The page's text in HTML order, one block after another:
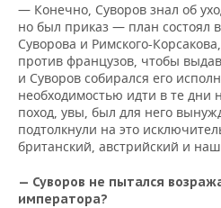
— Конечно, Суворов знал об
но был приказ — план состоял
Суворова и Римского-
против французов, чтобы
и Суворов собирался его
необходимостью идти в те
поход, увы, был для него
подтолкнули на это
британский, австрийский и
— Суворов не пытался
императора?